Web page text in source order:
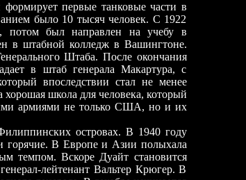
первые танковые части в
было 10 тысяч человек. С 1922
был направлен на учебу в
в штабной колледж в Вашингтоне.
Штаба. После окончания
в штаб генерала Макартура, с
впоследствии стал не менее
школа для человека, который
армиями не только США, но и их
островах. В 1940 году
горячие. В Европе и Азии полыхала
темпом. Вскоре Дуайт становится
лейтенант Вальтер Крюгер. В